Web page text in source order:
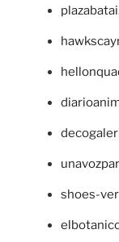
shoes-